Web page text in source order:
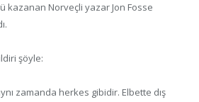
kazanan Norveçli yazar Jon Fosse
şöyle:
zamanda herkes gibidir. Elbette dış